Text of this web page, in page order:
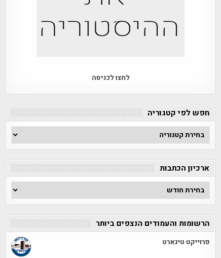
לחצו לכניסה
חפש לפי קטגוריה
חפש
לפי
קטגוריה
ארכיון הכתבות
ארכיון
הכתבות
הרשומות והעמודים הנצפים ביותר
פרוייקט טיגארט